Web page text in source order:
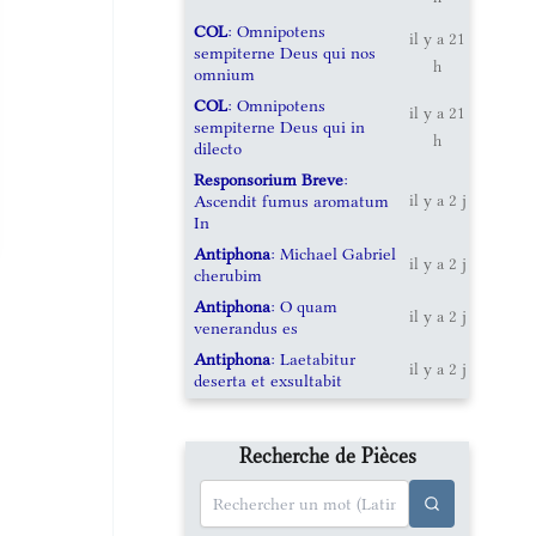
COL: Omnipotens
sempiterne Deus qui nos
omnium
il y a 21
h
COL: Omnipotens
sempiterne Deus qui in
dilecto
il y a 21
h
Responsorium Breve:
Ascendit fumus aromatum
In
il y a 2 j
Antiphona: Michael Gabriel
cherubim
il y a 2 j
Antiphona: O quam
venerandus es
il y a 2 j
Antiphona: Laetabitur
deserta et exsultabit
il y a 2 j
Recherche de Pièces